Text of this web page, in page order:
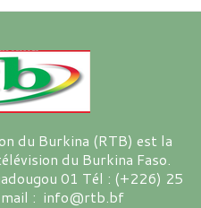
du Burkina (RTB) est la
du Burkina Faso.
01 Tél : (+226) 25
: info@rtb.bf